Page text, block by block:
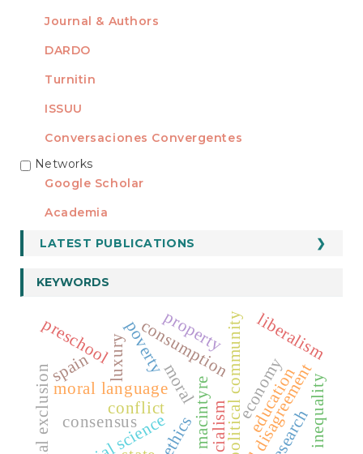
Journal & Authors
DARDO
Turnitin
ISSUU
Conversaciones Convergentes
REDES
Networks
Google Scholar
Academia
LATEST PUBLICATIONS
KEYWORDS
political community
conflict
consensus ethics
moral language
luxury consumption
moral economy
liberalism
property
socialism education
social exclusion
poverty
preschool
research
spain